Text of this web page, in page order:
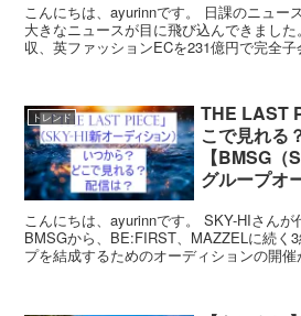
こんにちは、ayurinnです。 日課のニュー
大きなニュースが目に飛び込んできまし
収、英ファッションECを231億円で完全
トレンド
THE LAST
こで見れる
【BMSG
グループオ
こんにちは、ayurinnです。 SKY-HIさん
BMSGから、BE:FIRST、MAZZELに続く
プを結成するためのオーディションの開